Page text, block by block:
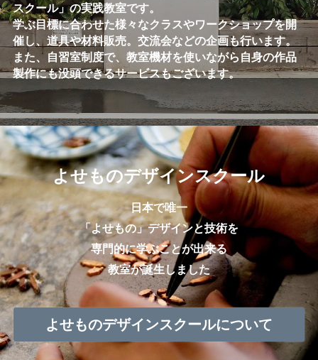
スクール」の実践教室です。
学ぶ目標に合わせた様々なクラスやワークショップを開
催し、道具や材料販売。交流会などの企画も行います。
また、自習室制度で、教室機材を使いながら自身の作品
製作にも没頭できるサービスもございます。
よせものデザインスクール
日本で唯一
「よせもの」デザインと技術を
専門的に学ぶことが出来る
教室が誕生しました
よせものデザインスクールについて